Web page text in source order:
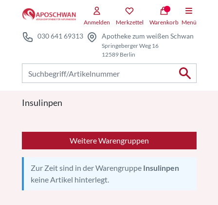
Anmelden Merkzettel Warenkorb Menü
030 641 69313 Apotheke zum weißen Schwan
Springeberger Weg 16
12589 Berlin
Insulinpen
Weitere Warengruppen
Zur Zeit sind in der Warengruppe Insulinpen
keine Artikel hinterlegt.